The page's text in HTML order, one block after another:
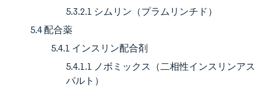
5.3.2.1 シムリン（プラムリンチド）
5.4 配合薬
5.4.1 インスリン配合剤
5.4.1.1 ノボミックス（二相性インスリンアス
パルト）